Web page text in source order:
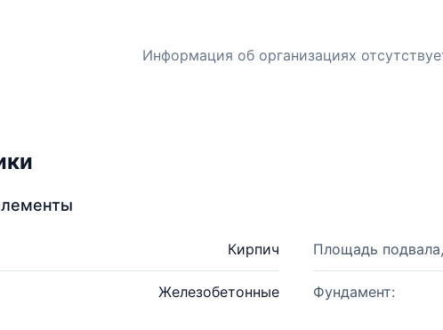
Информация об организациях
Кирпич Площадь
Железобетонные Фундамент: